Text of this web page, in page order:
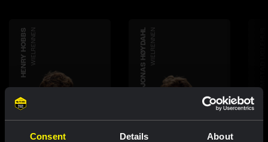
Consent Details About
HENRY HOBBSWIELRENNEN JONAS HØYDAHLWIELRENNEN MIKAL GRIMSTAD UGLEHUS